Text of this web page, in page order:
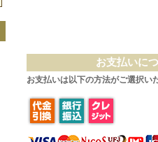
お支払いに
お支払いは以下の方法がご選択い